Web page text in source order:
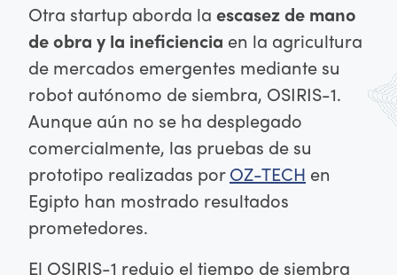
Otra startup aborda la escasez de mano
de obra y la ineficiencia en la agricultura
de mercados emergentes mediante su
robot autónomo de siembra, OSIRIS-1.
Aunque aún no se ha desplegado
comercialmente, las pruebas de su
prototipo realizadas por OZ-TECH en
Egipto han mostrado resultados
prometedores.
El OSIRIS-1 redujo el tiempo de siembra